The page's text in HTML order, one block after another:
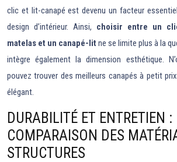
clic et lit-canapé est devenu un facteur
design d’intérieur. Ainsi, choisir entre un
matelas et un canapé-lit ne se limite plus à la
intègre également la dimension esthétique.
pouvez trouver des meilleurs canapés à petit
élégant.
DURABILITÉ ET ENTRETIEN :
COMPARAISON DES
STRUCTURES